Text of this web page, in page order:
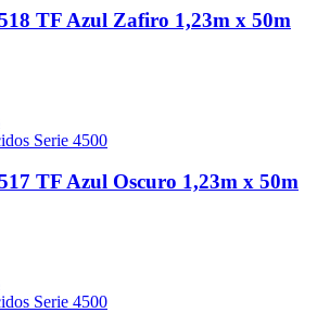
TF Azul Zafiro 1,23m x 50m
Serie 4500
TF Azul Oscuro 1,23m x 50m
Serie 4500